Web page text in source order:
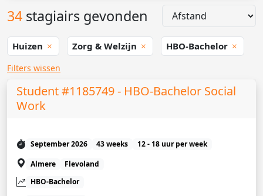
34 stagiairs gevonden
Huizen Zorg & Welzijn HBO-Bachelor
Filters wissen
Student #1185749 - HBO-Bachelor Social
Work
September 2026 43 weeks
12 - 18 uur per week
Almere
Flevoland
HBO-Bachelor